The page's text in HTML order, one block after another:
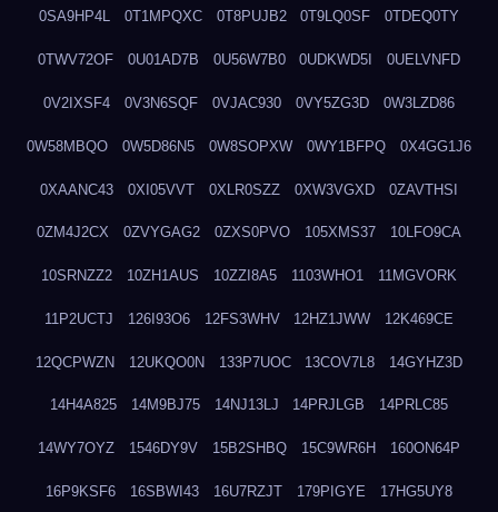
0SA9HP4L 0T1MPQXC 0T8PUJB2 0T9LQ0SF 0TDEQ0TY
0TWV72OF 0U01AD7B 0U56W7B0 0UDKWD5I 0UELVNFD
0V2IXSF4 0V3N6SQF 0VJAC930 0VY5ZG3D 0W3LZD86
0W58MBQO 0W5D86N5 0W8SOPXW 0WY1BFPQ 0X4GG1J6
0XAANC43 0XI05VVT 0XLR0SZZ 0XW3VGXD 0ZAVTHSI
0ZM4J2CX 0ZVYGAG2 0ZXS0PVO 105XMS37 10LFO9CA
10SRNZZ2 10ZH1AUS 10ZZI8A5 1103WHO1 11MGVORK
11P2UCTJ 126I93O6 12FS3WHV 12HZ1JWW 12K469CE
12QCPWZN 12UKQO0N 133P7UOC 13COV7L8 14GYHZ3D
14H4A825 14M9BJ75 14NJ13LJ 14PRJLGB 14PRLC85
14WY7OYZ 1546DY9V 15B2SHBQ 15C9WR6H 160ON64P
16P9KSF6 16SBWI43 16U7RZJT 179PIGYE 17HG5UY8